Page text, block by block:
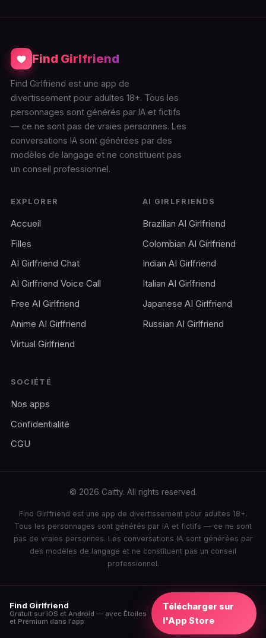
Find Girlfriend
Find Girlfriend est une app de
divertissement pour adultes 18+. Tous les
personnages sont générés par IA et fictifs
— ce ne sont pas de vraies personnes. Les
conversations IA sont générées par des
modèles de langage et ne constituent pas
un conseil professionnel.
EXPLORER
Accueil
Filles
AI Girlfriend Chat
AI Girlfriend Voice Call
Free AI Girlfriend
Anime AI Girlfriend
Virtual Girlfriend
AI GIRLFRIENDS
Brazilian AI Girlfriend
Colombian AI Girlfriend
Indian AI Girlfriend
Italian AI Girlfriend
Japanese AI Girlfriend
Russian AI Girlfriend
SOCIÉTÉ
Nos apps
Confidentialité
CGU
© 2026 Caitty. All rights reserved.
Find Girlfriend est une app de divertissement pour adultes 18+.
Tous les personnages sont générés par IA et fictifs — ce ne sont
pas de vraies personnes. Les conversations IA sont générées par
des modèles de langage et ne constituent pas un conseil
professionnel.
Find Girlfriend
Gratuit sur iOS et Android — avec Étoiles
et Premium dans l'app
Télécharger sur
l'App Store